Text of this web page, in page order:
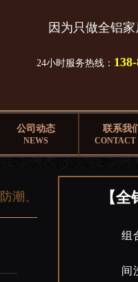
因为只做全铝家
24小时服务热线：
公司动态
NEWS
联系我
CONTACT
潮、 【全
组
间